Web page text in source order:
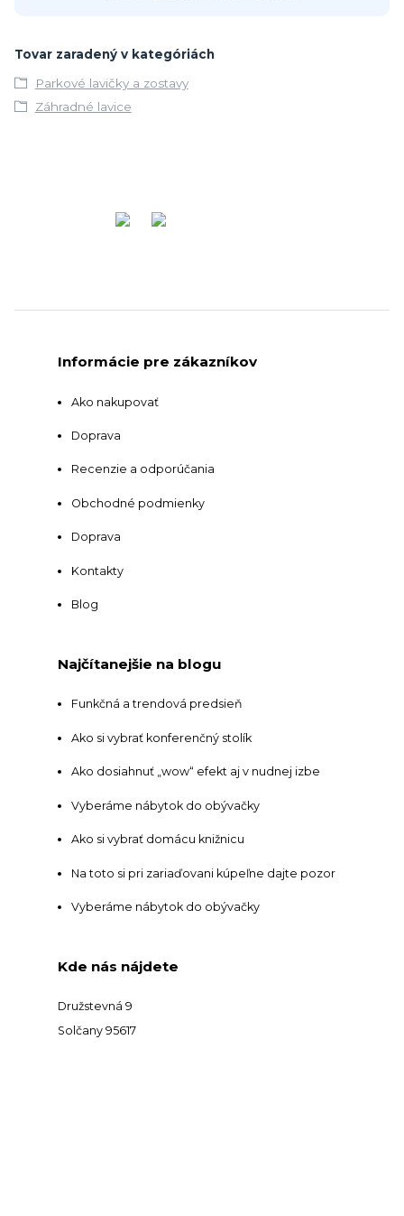
Tovar zaradený v kategóriách
Parkové lavičky a zostavy
Záhradné lavice
Informácie pre zákazníkov
Ako nakupovať
Doprava
Recenzie a odporúčania
Obchodné podmienky
Doprava
Kontakty
Blog
Najčítanejšie na blogu
Funkčná a trendová predsieň
Ako si vybrať konferenčný stolík
Ako dosiahnuť „wow“ efekt aj v nudnej izbe
Vyberáme nábytok do obývačky
Ako si vybrať domácu knižnicu
Na toto si pri zariaďovani kúpeľne dajte pozor
Vyberáme nábytok do obývačky
Kde nás nájdete
Družstevná 9
Solčany 95617